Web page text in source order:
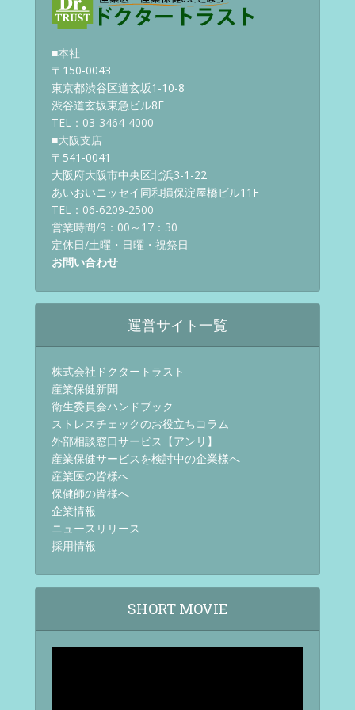
■本社
〒150-0043
東京都渋谷区道玄坂1-10-8
渋谷道玄坂東急ビル8F
TEL：03-3464-4000
■大阪支店
〒541-0041
大阪府大阪市中央区北浜3-1-22
あいおいニッセイ同和損保淀屋橋ビル11F
TEL：06-6209-2500
営業時間/9：00～17：30
定休日/土曜・日曜・祝祭日
お問い合わせ
運営サイト一覧
株式会社ドクタートラスト
産業保健新聞
衛生委員会ハンドブック
ストレスチェックのお役立ちコラム
外部相談窓口サービス【アンリ】
産業保健サービスを検討中の企業様へ
産業医の皆様へ
保健師の皆様へ
企業情報
ニュースリリース
採用情報
SHORT MOVIE